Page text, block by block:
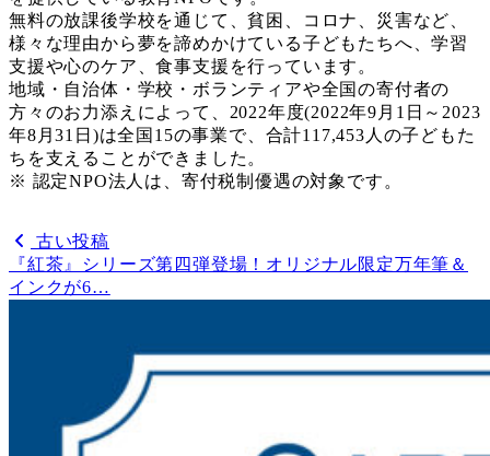
無料の放課後学校を通じて、貧困、コロナ、災害など、
様々な理由から夢を諦めかけている子どもたちへ、学習
支援や心のケア、食事支援を行っています。
地域・自治体・学校・ボランティアや全国の寄付者の
方々のお力添えによって、2022年度(2022年9月1日～2023
年8月31日)は全国15の事業で、合計117,453人の子どもた
ちを支えることができました。
※ 認定NPO法人は、寄付税制優遇の対象です。
古い投稿
『紅茶』シリーズ第四弾登場！オリジナル限定万年筆＆
インクが6…